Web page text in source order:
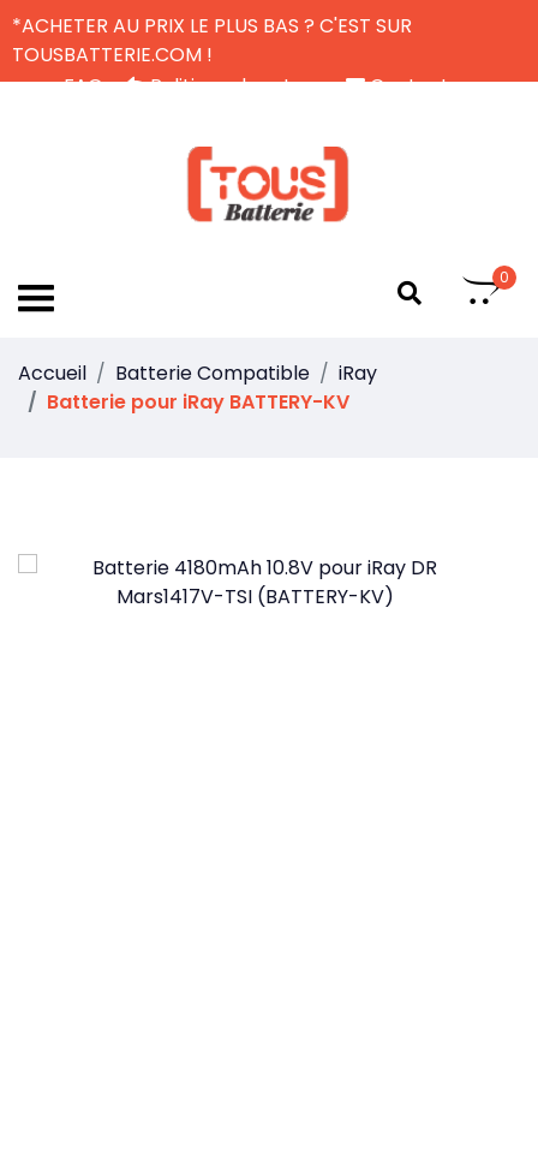
*ACHETER AU PRIX LE PLUS BAS ? C'EST SUR
TOUSBATTERIE.COM !
FAQ
Politique de retour
Contactez-nous
0
Accueil Batterie Compatible
iRay
Batterie pour iRay BATTERY-KV